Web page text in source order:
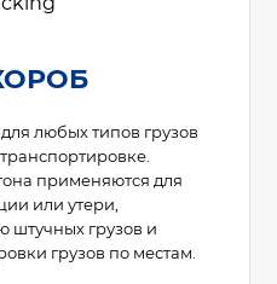
любых типов грузов
применяются для
или утери,
штучных грузов и
грузов по местам.